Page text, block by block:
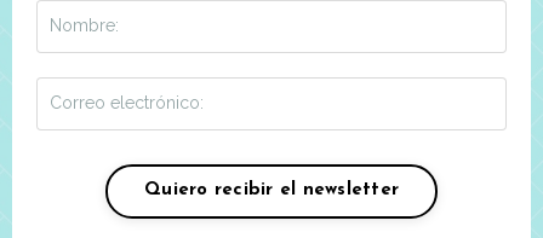
Quiero recibir el newsletter